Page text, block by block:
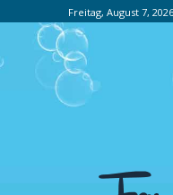
Freitag, August 7, 2026